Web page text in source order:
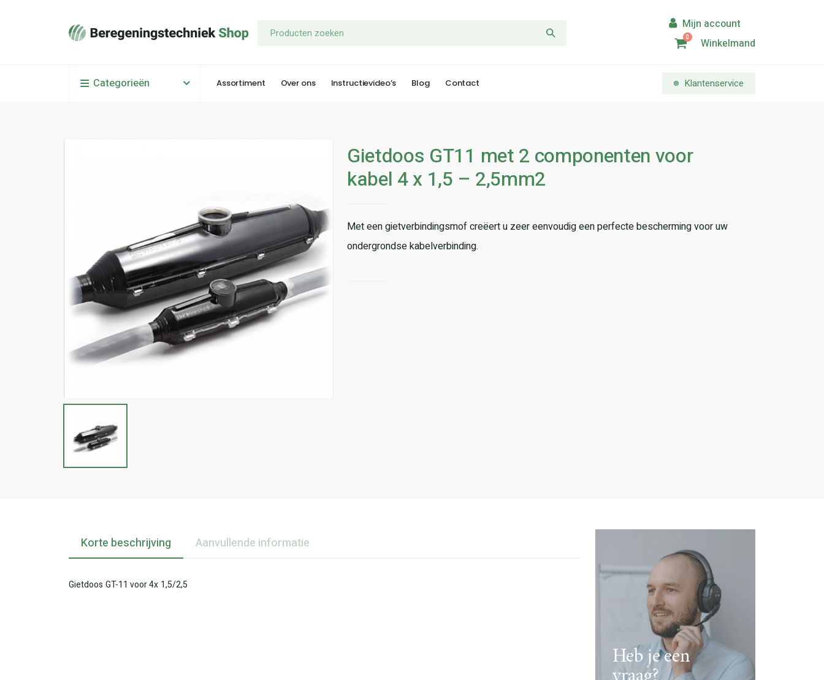
0 Winkelmand
Categorieën Assortiment Over ons Instructievideo’s Blog Contact Klantenservice
Gietdoos GT11 met 2 componenten voor
kabel 4 x 1,5 – 2,5mm2
Met een gietverbindingsmof creëert u zeer eenvoudig een perfecte bescherming voor uw
ondergrondse kabelverbinding.
Korte beschrijving Aanvullende informatie
Gietdoos GT-11 voor 4x 1,5/2,5
Heb je een